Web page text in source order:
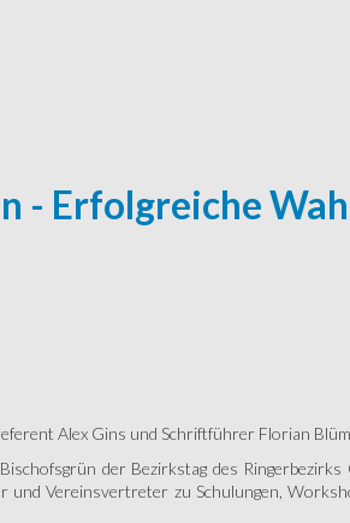
- Erfolgreiche
Alex Gins und Schriftführer Florian
der Bezirkstag des
und Vereinsvertreter zu Schulungen,